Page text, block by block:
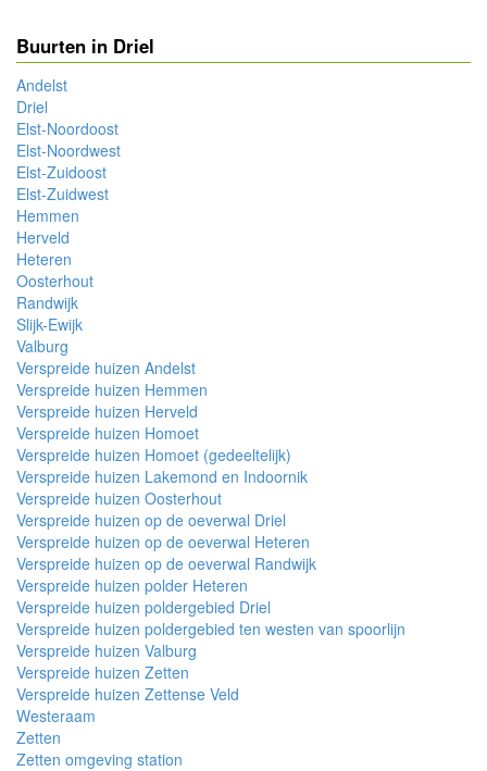
Buurten in Driel
Andelst
Driel
Elst-Noordoost
Elst-Noordwest
Elst-Zuidoost
Elst-Zuidwest
Hemmen
Herveld
Heteren
Oosterhout
Randwijk
Slijk-Ewijk
Valburg
Verspreide huizen Andelst
Verspreide huizen Hemmen
Verspreide huizen Herveld
Verspreide huizen Homoet
Verspreide huizen Homoet (gedeeltelijk)
Verspreide huizen Lakemond en Indoornik
Verspreide huizen Oosterhout
Verspreide huizen op de oeverwal Driel
Verspreide huizen op de oeverwal Heteren
Verspreide huizen op de oeverwal Randwijk
Verspreide huizen polder Heteren
Verspreide huizen poldergebied Driel
Verspreide huizen poldergebied ten westen van spoorlijn
Verspreide huizen Valburg
Verspreide huizen Zetten
Verspreide huizen Zettense Veld
Westeraam
Zetten
Zetten omgeving station